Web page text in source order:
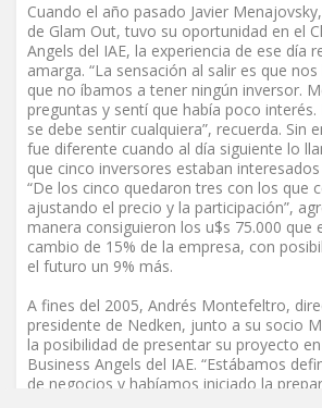
Cuando el año pasado Javier
de Glam Out, tuvo su oportunidad en el
Angels del IAE, la experiencia de ese día
amarga. “La sensación al salir es que
que no íbamos a tener ningún inversor.
preguntas y sentí que había poco
se debe sentir cualquiera”, recuerda. Sin
fue diferente cuando al día siguiente lo
que cinco inversores estaban
“De los cinco quedaron tres con los que
ajustando el precio y la participación”,
manera consiguieron los u$s 75.000 que
cambio de 15% de la empresa, con
el futuro un 9% más.
A fines del 2005, Andrés Montefeltro,
presidente de Nedken, junto a su socio
la posibilidad de presentar su proyecto
Business Angels del IAE. “Estábamos
de negocios y habíamos iniciado la